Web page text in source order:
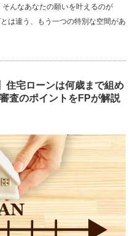
んなあなたの願いを叶えるのが
は違う、もう一つの特別な空間があ
住宅ローンは何歳まで組め
査のポイントをFPが解説